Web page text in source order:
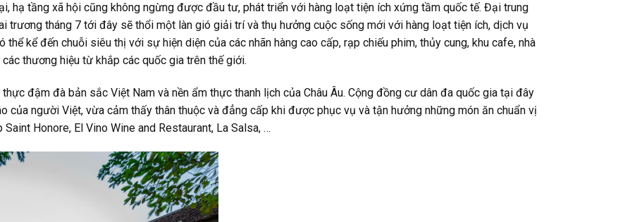
hạ tầng xã hội cũng không ngừng được đầu tư, phát triển với hàng loạt tiện ích xứng tầm quốc tế. Đại trung
trương tháng 7 tới đây sẽ thổi một làn gió giải trí và thụ hưởng cuộc sống mới với hàng loạt tiện ích, dịch vụ
kể đến chuỗi siêu thị với sự hiện diện của các nhãn hàng cao cấp, rạp chiếu phim, thủy cung, khu cafe, nhà
thương hiệu từ khắp các quốc gia trên thế giới.
đậm đà bản sắc Việt Nam và nền ẩm thực thanh lịch của Châu Âu. Cộng đồng cư dân đa quốc gia tại đây
của người Việt, vừa cảm thấy thân thuộc và đẳng cấp khi được phục vụ và tận hưởng những món ăn chuẩn vị
Honore, El Vino Wine and Restaurant, La Salsa, …